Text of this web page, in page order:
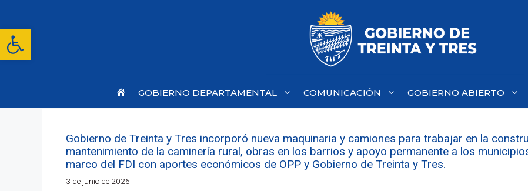
Abrir barra de herramientas
contenido
Inicio
GOBIERNO DEPARTAMENTAL COMUNICACIÓN GOBIERNO ABIERTO
Gobierno de Treinta y Tres incorporó nueva maquinaria y camiones para trabajar en la
mantenimiento de la caminería rural, obras en los barrios y apoyo permanente a los
marco del FDI con aportes económicos de OPP y Gobierno de Treinta y Tres.
3 de junio de 2026